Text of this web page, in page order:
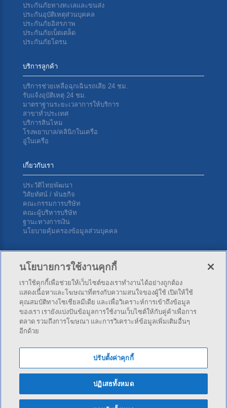
ประกันภัยทางทะเลเเละขนส่ง
ประกันอุบัติเหตุส่วนบุคคล
ประกันภัยอิสรภาพ
ประกันภัยเบ็ดเตล็ด
ประกันภัยโดรน
บริการลูกค้า
บริการช่วยเหลือฉุกเฉินรถเสีย 24 ชม.
รับแจ้งอุบัติเหตุ 24 ชม.
มาตราฐานระยะเวลาการให้บริการ
สาขาทั่วประเทศ
บริการสินไหม
โรงพยาบาล/คลินิกในเครือ
อู่ในเครือ
เกี่ยวกับเรา
ประวัติไทยพัฒนา
วิสัยทัศน์ / พันธกิจ
คณะกรรมการบริษัท
คณะผู้บริหารบริษัท
ฐานะทางการเงิน
นโยบายคุ้มครองข้อมูลส่วนบุคคล
ติดต่อเรา
บริษัท ไทยพัฒนาประกันภัย จำกัด (มหาชน) สำนักงานใหญ่ 34
ซ.สุขุมวิท 4 (นานาใต้) ถ.สุขุมวิท แขวงคลองเตย เขตคลองเตย กทม.
10110
โทร:02-253-4141
© 2026 Thai Pattana Insurance PCL. - All rights reserved.
นโยบายการใช้งานคุกกี้
เราใช้คุกกี้เพื่อช่วยให้เว็บไซต์ของเราทำงานได้อย่างถูกต้อง
แสดงเนื้อหาและโฆษณาที่ตรงกับความสนใจของผู้ใช้ เปิดให้ใช้
คุณสมบัติทางโซเชียลมีเดีย และเพื่อวิเคราะห์การเข้าถึงข้อมูล
ของเรา เรายังแบ่งปันข้อมูลการใช้งานเว็บไซต์ให้กับคู่ค้าเพื่อการ
ตลาด รวมถึงการโฆษณา และการวิเคราะห์ข้อมูลเพิ่มเติมอื่นๆ
อีกด้วย
ปรับตั้งค่าคุกกี้
ปฏิเสธทั้งหมด